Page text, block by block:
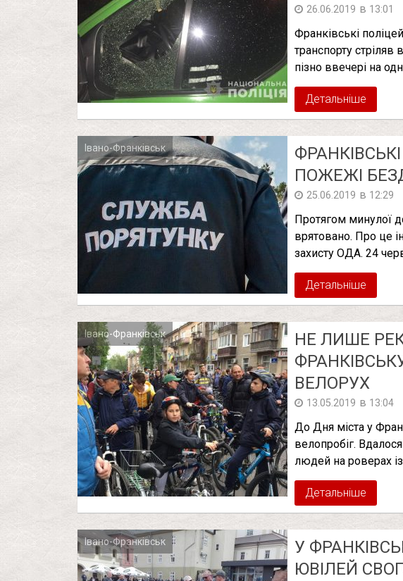
26.06.2019 в 13:01
Франківські
транспорту стріляв
пізно ввечері на
Детальніше
Івано-Франківськ
ПОЖЕЖІ
25.06.2019 в 12:29
Протягом минулої
врятовано. Про це
захисту ОДА. 24
Детальніше
Івано-Франківськ
НЕ ЛИШЕ
ВЕЛОРУХ
13.05.2019 в 13:04
До Дня міста у
велопробіг.
людей на роверах
Детальніше
Івано-Франківськ
У
ЮВІЛЕЙ